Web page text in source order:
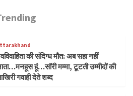
की संदिग्ध मौत: अब सहा नहीं
हूं…सॉरी मम्मा, टूटती उम्मीदों की
गवाही देते शब्द